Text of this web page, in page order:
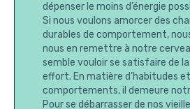
dépenser le moins d’énergie
Si nous voulons amorcer des
durables de comportement,
nous en remettre à notre
semble vouloir se satisfaire de
effort. En matière d’habitudes
comportements, il demeure
Pour se débarrasser de nos